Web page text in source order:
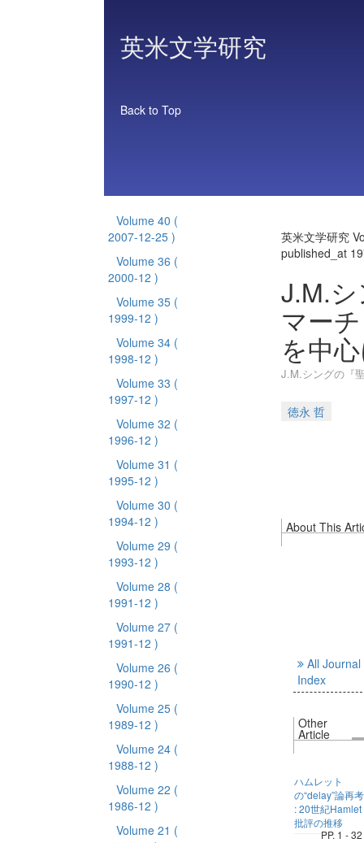
英米文学研究
Back to Top
Volume 40 (
2007-12-25 )
Volume 36 (
2000-12 )
Volume 35 (
1999-12 )
Volume 34 (
1998-12 )
Volume 33 (
1997-12 )
Volume 32 (
1996-12 )
Volume 31 (
1995-12 )
Volume 30 (
1994-12 )
Volume 29 (
1993-12 )
Volume 28 (
1991-12 )
Volume 27 (
1991-12 )
Volume 26 (
1990-12 )
Volume 25 (
1989-12 )
Volume 24 (
1988-12 )
Volume 22 (
1986-12 )
Volume 21 (
英米文学研究
published_at
J.M.
マー
を中
J.M.シングの『
徳永 哲
About This
All Journal
Index
Other
Article
ハムレット
の“delay”論再考
: 20世紀Hamlet
批評の推移
PP. 1 - 32